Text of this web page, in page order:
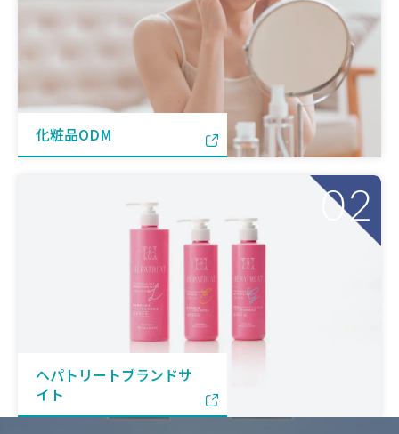
化粧品ODM
02
ヘパトリートブランドサ
イト